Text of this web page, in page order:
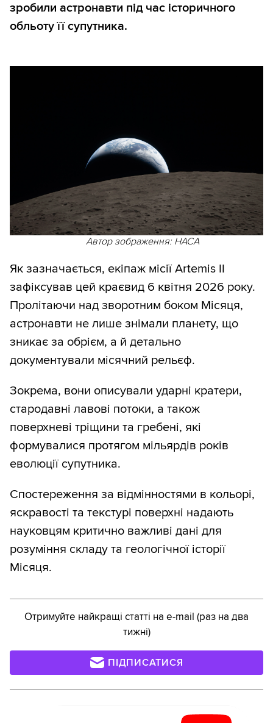
зробили астронавти під час історичного
обльоту її супутника.
Автор зображення: НАСА
Як зазначається, екіпаж місії Artemis II
зафіксував цей краєвид 6 квітня 2026 року.
Пролітаючи над зворотним боком Місяця,
астронавти не лише знімали планету, що
зникає за обрієм, а й детально
документували місячний рельєф.
Зокрема, вони описували ударні кратери,
стародавні лавові потоки, а також
поверхневі тріщини та гребені, які
формувалися протягом мільярдів років
еволюції супутника.
Спостереження за відмінностями в кольорі,
яскравості та текстурі поверхні надають
науковцям критично важливі дані для
розуміння складу та геологічної історії
Місяця.
Отримуйте найкращі статті на e-mail (раз на два
тижні)
ПІДПИСАТИСЯ